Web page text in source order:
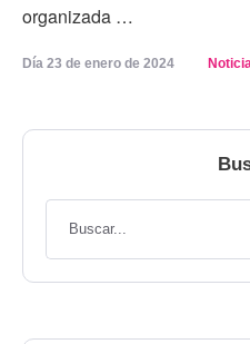
organizada …
Día 23 de enero de 2024